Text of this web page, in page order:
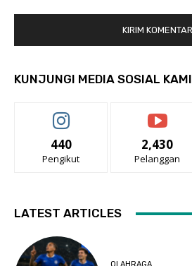
KUNJUNGI MEDIA SOSIAL KAMI
440
Pengikut
2,430
Pelanggan
LATEST ARTICLES